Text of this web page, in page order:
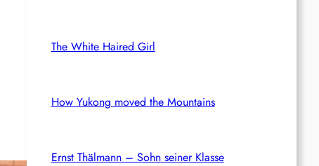
The White Haired Girl
How Yukong moved the Mountains
Ernst Thälmann – Sohn seiner Klasse